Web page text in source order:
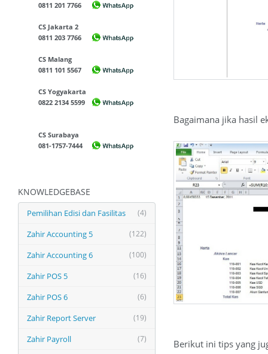
0811 201 7766
CS Jakarta 2
0811 203 7766
CS Malang
0811 101 5567
CS Yogyakarta
0822 2134 5599
CS Surabaya
081-1757-7444
KNOWLEDGEBASE
(4)
Pemilihan Edisi dan Fasilitas
(122)
Zahir Accounting 5
(100)
Zahir Accounting 6
(16)
Zahir POS 5
(6)
Zahir POS 6
(19)
Zahir Report Server
(7)
Zahir Payroll
Bagaimana jika hasil
Berikut ini tips yang